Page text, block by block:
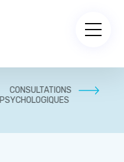
CONSULTATIONS
PSYCHOLOGIQUES